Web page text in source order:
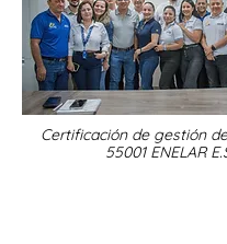
Certificación de gestión
55001 ENELAR